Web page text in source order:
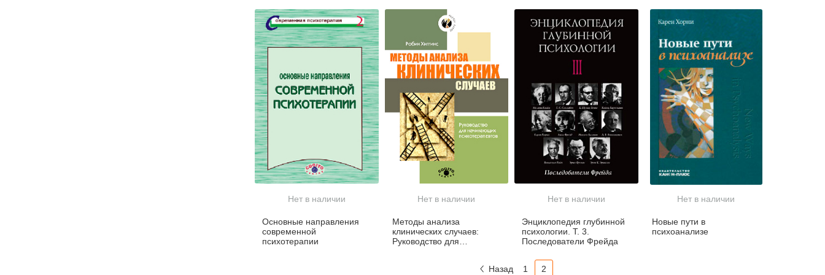
Аналитическая
психология. Карл Густав
Нет в наличии
Основные направления
современной
психотерапии
Нет в наличии
Методы анализа
клинических случаев:
Руководство для
Нет в наличии
Энциклопедия глубинной
психологии. Т. 3.
Последователи Фрейда
Нет в наличии
Новые пути в
психоанализе
Назад 1 2